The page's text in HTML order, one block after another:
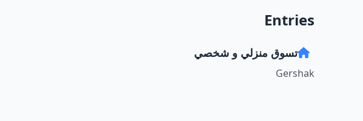
Entries
تسوق منزلي و شخصي
Gershak